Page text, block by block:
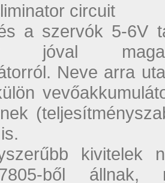
circuit
a szervók 5-6V
jóval
Neve arra
kivitelek
ből állnak,